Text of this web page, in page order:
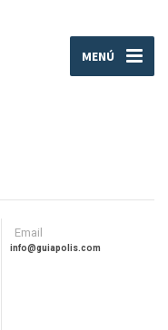
MENÚ
Email
info@guiapolis.com